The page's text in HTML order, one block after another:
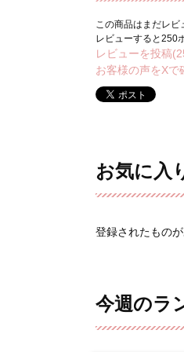
この商品はまだレビ
レビューすると250
レビューを投稿
お客様の声をXで
お気に入
登録されたもの
今週のラ